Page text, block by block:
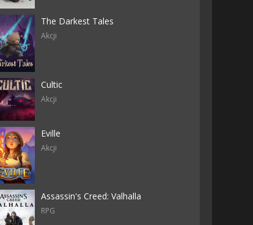
The Darkest Tales
Akcji
Cultic
Akcji
Eville
Akcji
Assassin's Creed: Valhalla
RPG